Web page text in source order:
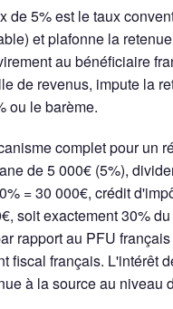
de 5% est le taux
et plafonne la
au bénéficiaire
de revenus, impute la
ou le barème.
complet pour un
de 5 000€ (5%),
= 30 000€, crédit
soit exactement 30%
rapport au PFU
fiscal français. L'intérêt
à la source au niveau